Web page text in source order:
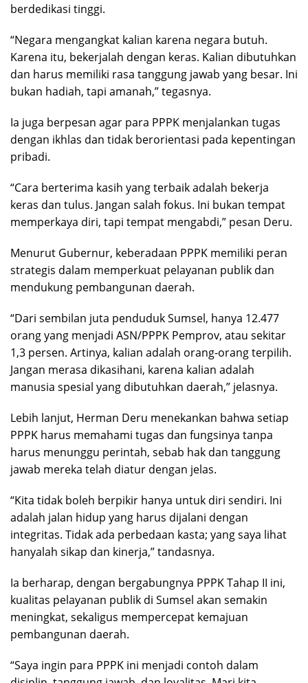
berdedikasi tinggi.
“Negara mengangkat kalian karena negara butuh.
Karena itu, bekerjalah dengan keras. Kalian dibutuhkan
dan harus memiliki rasa tanggung jawab yang besar. Ini
bukan hadiah, tapi amanah,” tegasnya.
Ia juga berpesan agar para PPPK menjalankan tugas
dengan ikhlas dan tidak berorientasi pada kepentingan
pribadi.
“Cara berterima kasih yang terbaik adalah bekerja
keras dan tulus. Jangan salah fokus. Ini bukan tempat
memperkaya diri, tapi tempat mengabdi,” pesan Deru.
Menurut Gubernur, keberadaan PPPK memiliki peran
strategis dalam memperkuat pelayanan publik dan
mendukung pembangunan daerah.
“Dari sembilan juta penduduk Sumsel, hanya 12.477
orang yang menjadi ASN/PPPK Pemprov, atau sekitar
1,3 persen. Artinya, kalian adalah orang-orang terpilih.
Jangan merasa dikasihani, karena kalian adalah
manusia spesial yang dibutuhkan daerah,” jelasnya.
Lebih lanjut, Herman Deru menekankan bahwa setiap
PPPK harus memahami tugas dan fungsinya tanpa
harus menunggu perintah, sebab hak dan tanggung
jawab mereka telah diatur dengan jelas.
“Kita tidak boleh berpikir hanya untuk diri sendiri. Ini
adalah jalan hidup yang harus dijalani dengan
integritas. Tidak ada perbedaan kasta; yang saya lihat
hanyalah sikap dan kinerja,” tandasnya.
Ia berharap, dengan bergabungnya PPPK Tahap II ini,
kualitas pelayanan publik di Sumsel akan semakin
meningkat, sekaligus mempercepat kemajuan
pembangunan daerah.
“Saya ingin para PPPK ini menjadi contoh dalam